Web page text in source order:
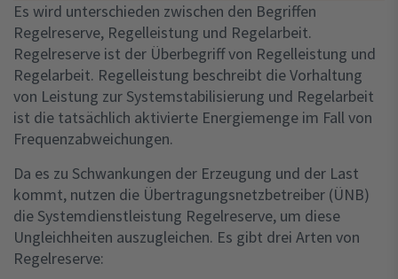
Es wird unterschieden zwischen den Begriffen
Regelreserve, Regelleistung und Regelarbeit.
Regelreserve ist der Überbegriff von Regelleistung und
Regelarbeit. Regelleistung beschreibt die Vorhaltung
von Leistung zur Systemstabilisierung und Regelarbeit
ist die tatsächlich aktivierte Energiemenge im Fall von
Frequenzabweichungen.
Da es zu Schwankungen der Erzeugung und der Last
kommt, nutzen die Übertragungsnetzbetreiber (ÜNB)
die Systemdienstleistung Regelreserve, um diese
Ungleichheiten auszugleichen. Es gibt drei Arten von
Regelreserve: